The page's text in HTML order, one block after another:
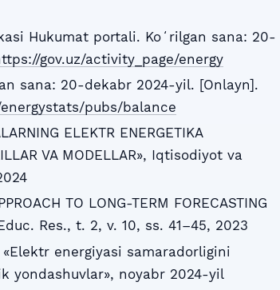
Hukumat portali. Koʻrilgan sana: 20-
gov.uz/activity_page/energy
sana: 20-dekabr 2024-yil. [Onlayn].
pubs/balance
ELEKTR ENERGETIKA
VA MODELLAR», Iqtisodiyot va
TO LONG-TERM FORECASTING
Res., t. 2, v. 10, ss. 41–45, 2023
energiyasi samaradorligini
yondashuvlar», noyabr 2024-yil